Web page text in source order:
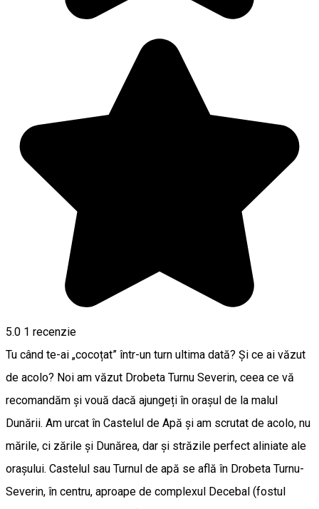
5.0 1 recenzie
Tu când te-ai „cocoțat” într-un turn ultima dată? Și ce ai văzut
de acolo? Noi am văzut Drobeta Turnu Severin, ceea ce vă
recomandăm și vouă dacă ajungeți în orașul de la malul
Dunării. Am urcat în Castelul de Apă și am scrutat de acolo, nu
mările, ci zările și Dunărea, dar și străzile perfect aliniate ale
orașului. Castelul sau Turnul de apă se află în Drobeta Turnu-
Severin, în centru, aproape de complexul Decebal (fostul